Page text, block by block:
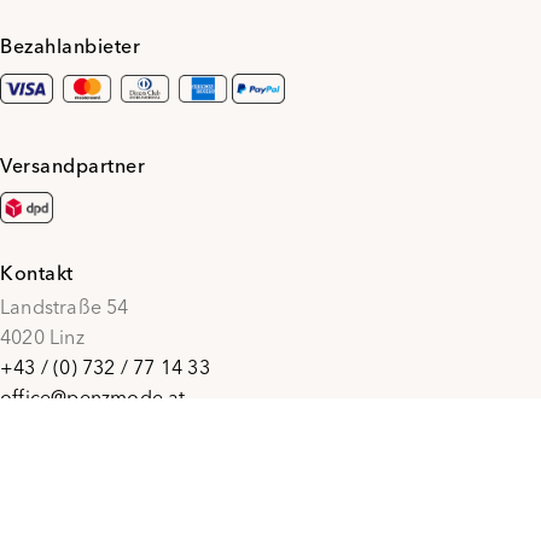
Bezahlanbieter
Versandpartner
Kontakt
Landstraße 54
4020 Linz
+43 / (0) 732 / 77 14 33
office@penzmode.at